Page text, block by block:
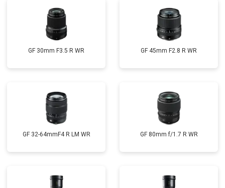
GF 30mm F3.5 R WR GF 45mm F2.8 R WR
GF 32-64mmF4 R LM WR GF 80mm f/1.7 R WR